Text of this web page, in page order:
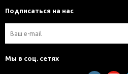
Подписаться на нас
Мы в соц. сетях